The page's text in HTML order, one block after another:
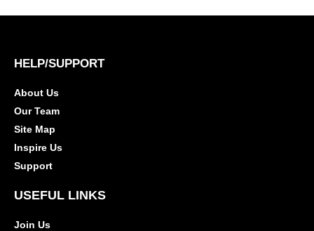
HELP/SUPPORT
About Us
Our Team
Site Map
Inspire Us
Support
USEFUL LINKS
Join Us